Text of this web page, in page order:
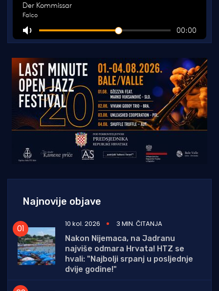
Najnovije objave
10 kol. 2026
3 MIN. ČITANJA
Nakon Nijemaca, na Jadranu
najviše odmara Hrvata! HTZ se
hvali: "Najbolji srpanj u posljednje
dvije godine!"